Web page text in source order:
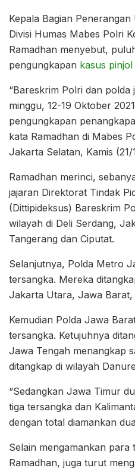
Kepala Bagian
Divisi Humas Mabes Polri
Ramadhan menyebut,
pengungkapan kasus pinjol
“Bareskrim Polri dan polda
minggu, 12-19 Oktober
pengungkapan
kata Ramadhan di Mabes
Jakarta Selatan, Kamis (21/
Ramadhan merinci,
jajaran Direktorat Tindak
(Dittipideksus) Bareskrim
wilayah di Deli Serdang,
Tangerang dan Ciputat.
Selanjutnya, Polda Metro
tersangka. Mereka
Jakarta Utara, Jawa
Kemudian Polda Jawa
tersangka. Ketujuhnya
Jawa Tengah menangkap
ditangkap di wilayah
“Sedangkan Jawa Timur
tiga tersangka dan
dengan total diamankan
Selain mengamankan para
Ramadhan, juga turut